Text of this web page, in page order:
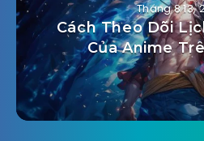
Tháng 8 13,
Cách Theo Dõi
Của Anime